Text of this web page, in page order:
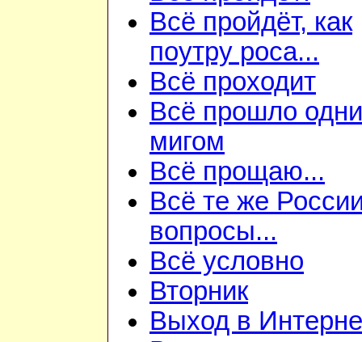
Всё пройдёт, как
поутру роса...
Всё проходит
Всё прошло
мигом
Всё прощаю...
Всё те же
вопросы...
Всё условно
Вторник
Выход в